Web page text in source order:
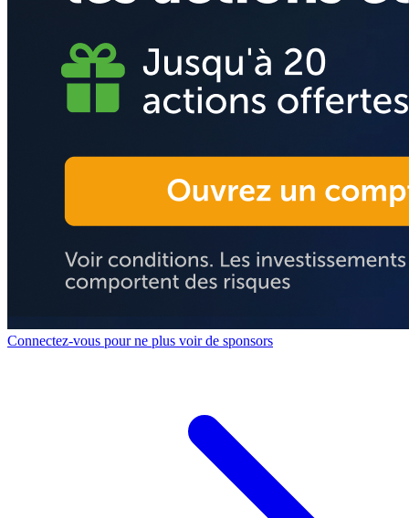
Connectez-vous pour ne plus voir de sponsors